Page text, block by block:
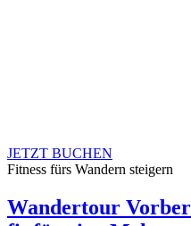
JETZT BUCHEN
Fitness fürs Wandern steigern
Wandertour